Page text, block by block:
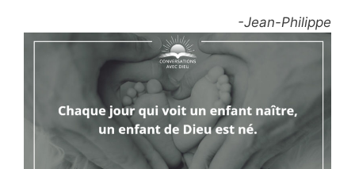
-Jean-Philippe